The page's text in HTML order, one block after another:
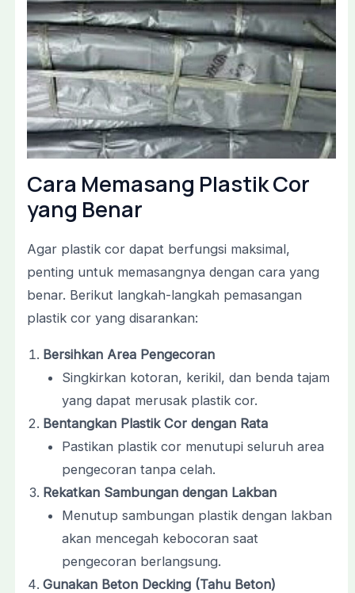
Cara Memasang Plastik Cor
yang Benar
Agar plastik cor dapat berfungsi maksimal,
penting untuk memasangnya dengan cara yang
benar. Berikut langkah-langkah pemasangan
plastik cor yang disarankan:
Bersihkan Area Pengecoran
Singkirkan kotoran, kerikil, dan benda tajam
yang dapat merusak plastik cor.
Bentangkan Plastik Cor dengan Rata
Pastikan plastik cor menutupi seluruh area
pengecoran tanpa celah.
Rekatkan Sambungan dengan Lakban
Menutup sambungan plastik dengan lakban
akan mencegah kebocoran saat
pengecoran berlangsung.
Gunakan Beton Decking (Tahu Beton)